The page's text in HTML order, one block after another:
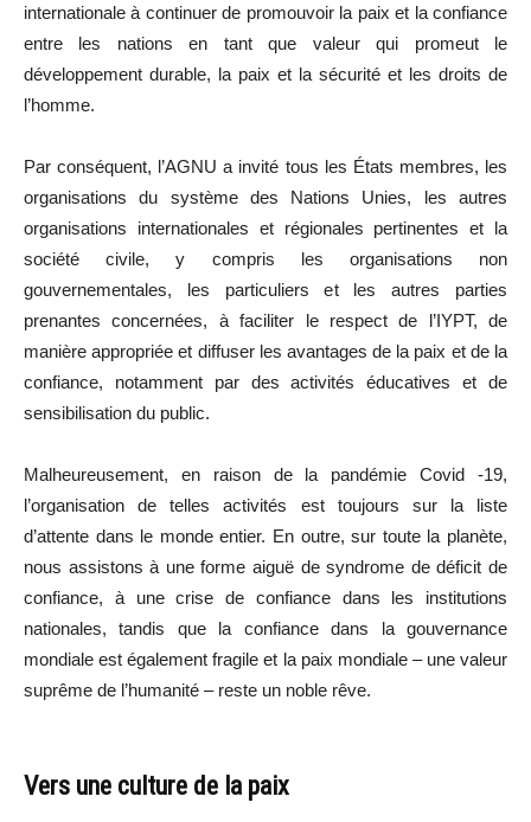
internationale à continuer de promouvoir la paix et la confiance
entre les nations en tant que valeur qui promeut le
développement durable, la paix et la sécurité et les droits de
l’homme.
Par conséquent, l’AGNU a invité tous les États membres, les
organisations du système des Nations Unies, les autres
organisations internationales et régionales pertinentes et la
société civile, y compris les organisations non
gouvernementales, les particuliers et les autres parties
prenantes concernées, à faciliter le respect de l’IYPT, de
manière appropriée et diffuser les avantages de la paix et de la
confiance, notamment par des activités éducatives et de
sensibilisation du public.
Malheureusement, en raison de la pandémie Covid -19,
l’organisation de telles activités est toujours sur la liste
d’attente dans le monde entier. En outre, sur toute la planète,
nous assistons à une forme aiguë de syndrome de déficit de
confiance, à une crise de confiance dans les institutions
nationales, tandis que la confiance dans la gouvernance
mondiale est également fragile et la paix mondiale – une valeur
suprême de l’humanité – reste un noble rêve.
Vers une culture de la paix